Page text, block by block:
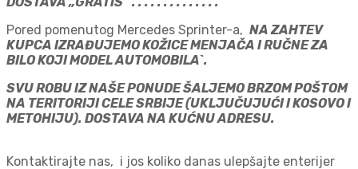
Pored pomenutog Mercedes Sprinter-a, NA ZAHTEV
KUPCA IZRAĐUJEMO KOŽICE MENJAČA I RUČNE ZA
BILO KOJI MODEL AUTOMOBILA`.
SVU ROBU IZ NAŠE PONUDE ŠALJEMO BRZOM POŠTOM
NA TERITORIJI CELE SRBIJE (UKLJUČUJUĆI I KOSOVO I
METOHIJU). DOSTAVA NA KUĆNU ADRESU.
Kontaktirajte nas, i jos koliko danas ulepšajte enterijer